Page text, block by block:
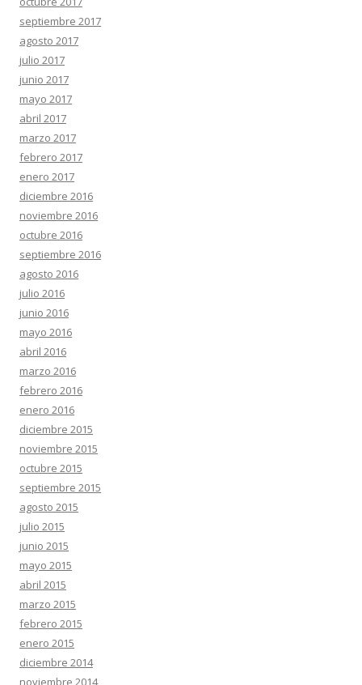
septiembre 2017
agosto 2017
julio 2017
junio 2017
mayo 2017
abril 2017
marzo 2017
febrero 2017
enero 2017
diciembre 2016
noviembre 2016
octubre 2016
septiembre 2016
agosto 2016
julio 2016
junio 2016
mayo 2016
abril 2016
marzo 2016
febrero 2016
enero 2016
diciembre 2015
noviembre 2015
octubre 2015
septiembre 2015
agosto 2015
julio 2015
junio 2015
mayo 2015
abril 2015
marzo 2015
febrero 2015
enero 2015
diciembre 2014
noviembre 2014